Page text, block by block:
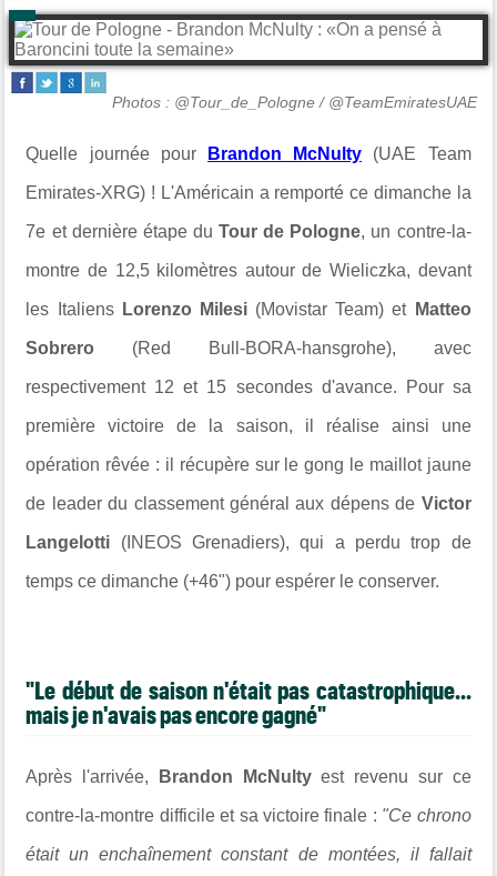
Photos : @Tour_de_Pologne / @TeamEmiratesUAE
Quelle journée pour Brandon McNulty (UAE Team
Emirates-XRG) ! L'Américain a remporté ce dimanche la
7e et dernière étape duTour de Pologne, un contre-la-
montre de 12,5 kilomètres autour de Wieliczka, devant
les Italiens Lorenzo Milesi(Movistar Team) et Matteo
Sobrero (Red Bull-BORA-hansgrohe), avec
respectivement 12 et 15 secondes d'avance. Pour sa
première victoire de la saison, il réalise ainsi une
opération rêvée : il récupère sur le gong le maillot jaune
de leader du classement général aux dépens de Victor
Langelotti (INEOS Grenadiers), qui a perdu trop de
temps ce dimanche (+46") pour espérer le conserver.
"Le début de saison n'était pas catastrophique...
mais je n'avais pas encore gagné"
Après l'arrivée, Brandon McNultyest revenu sur ce
contre-la-montre difficile et sa victoire finale : "Ce chrono
était un enchaînement constant de montées, il fallait